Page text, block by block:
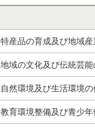
特産品の育成及び地域
地域の文化及び伝統芸
自然環境及び生活環境
教育環境整備及び青少